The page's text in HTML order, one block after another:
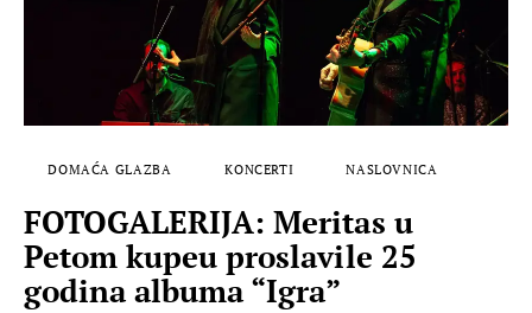
DOMAĆA GLAZBA KONCERTI NASLOVNICA
FOTOGALERIJA: Meritas u
Petom kupeu proslavile 25
godina albuma “Igra”